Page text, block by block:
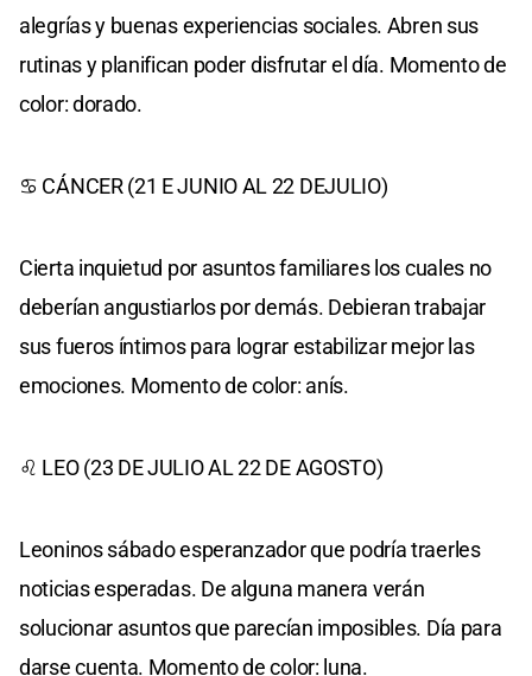
alegrías y buenas experiencias sociales. Abren sus
rutinas y planifican poder disfrutar el día. Momento de
color: dorado.
♋ CÁNCER (21 E JUNIO AL 22 DEJULIO)
Cierta inquietud por asuntos familiares los cuales no
deberían angustiarlos por demás. Debieran trabajar
sus fueros íntimos para lograr estabilizar mejor las
emociones. Momento de color: anís.
♌ LEO (23 DE JULIO AL 22 DE AGOSTO)
Leoninos sábado esperanzador que podría traerles
noticias esperadas. De alguna manera verán
solucionar asuntos que parecían imposibles. Día para
darse cuenta. Momento de color: luna.